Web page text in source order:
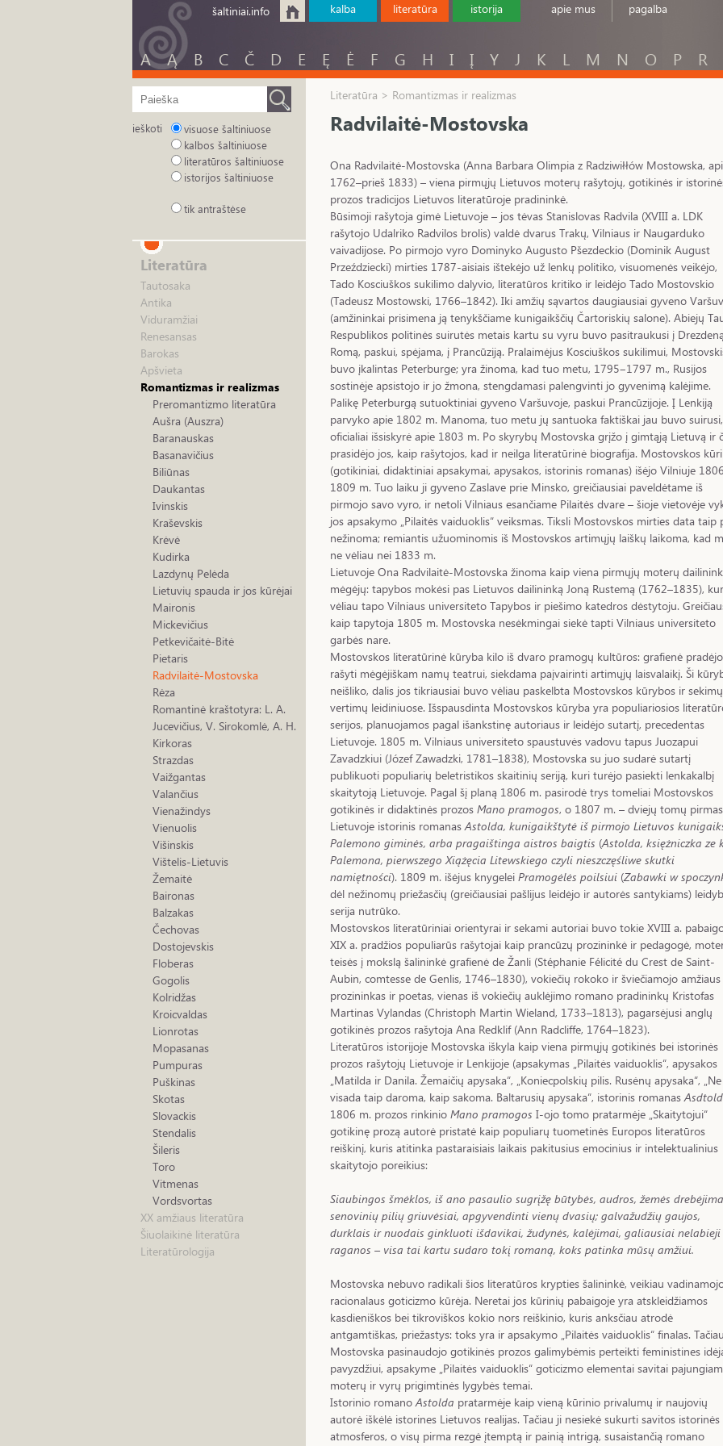
šaltiniai.info kalba literatūra istorija apie mus pagalba
A Ą B C Č D E Ę Ė F G H I Į Y J K L M N O P R
ieškoti
visuose šaltiniuose
kalbos šaltiniuose
literatūros šaltiniuose
istorijos šaltiniuose
tik antraštėse
Literatūra
Tautosaka
Antika
Viduramžiai
Renesansas
Barokas
Apšvieta
Romantizmas ir realizmas
Preromantizmo literatūra
Aušra (Auszra)
Baranauskas
Basanavičius
Biliūnas
Daukantas
Ivinskis
Kraševskis
Krėvė
Kudirka
Lazdynų Pelėda
Lietuvių spauda ir jos kūrėjai
Maironis
Mickevičius
Petkevičaitė-Bitė
Pietaris
Radvilaitė-Mostovska
Rėza
Romantinė kraštotyra: L. A.
Jucevičius, V. Sirokomlė, A. H.
Kirkoras
Strazdas
Vaižgantas
Valančius
Vienažindys
Vienuolis
Višinskis
Vištelis-Lietuvis
Žemaitė
Baironas
Balzakas
Čechovas
Dostojevskis
Floberas
Gogolis
Kolridžas
Kroicvaldas
Lionrotas
Mopasanas
Pumpuras
Puškinas
Skotas
Slovackis
Stendalis
Šileris
Toro
Vitmenas
Vordsvortas
XX amžiaus literatūra
Šiuolaikinė literatūra
Literatūrologija
Literatūra > Romantizmas ir realizmas
Radvilaitė-Mostovska
Ona Radvilaitė-Mostovska (Anna Barbara Olimpia z Radziwiłłów Mostowska,
1762–prieš 1833) – viena pirmųjų Lietuvos moterų rašytojų, gotikinės ir
prozos tradicijos Lietuvos literatūroje pradininkė.
Būsimoji rašytoja gimė Lietuvoje – jos tėvas Stanislovas Radvila (XVIII a. LDK
rašytojo Udalriko Radvilos brolis) valdė dvarus Trakų, Vilniaus ir Naugarduko
vaivadijose. Po pirmojo vyro Dominyko Augusto Pšezdeckio (Dominik August
Przeździecki) mirties 1787-aisiais ištekėjo už lenkų politiko, visuomenės veikėjo,
Tado Kosciuškos sukilimo dalyvio, literatūros kritiko ir leidėjo Tado Mostovskio
(Tadeusz Mostowski, 1766–1842). Iki amžių sąvartos daugiausiai gyveno
(amžininkai prisimena ją tenykščiame kunigaikščių Čartoriskių salone). Abiejų
Respublikos politinės suirutės metais kartu su vyru buvo pasitraukusi į
Romą, paskui, spėjama, į Prancūziją. Pralaimėjus Kosciuškos sukilimui,
buvo įkalintas Peterburge; yra žinoma, kad tuo metu, 1795‒1797 m., Rusijos
sostinėje apsistojo ir jo žmona, stengdamasi palengvinti jo gyvenimą kalėjime.
Palikę Peterburgą sutuoktiniai gyveno Varšuvoje, paskui Prancūzijoje. Į Lenkiją
parvyko apie 1802 m. Manoma, tuo metu jų santuoka faktiškai jau buvo suirusi,
oficialiai išsiskyrė apie 1803 m. Po skyrybų Mostovska grįžo į gimtąją Lietuvą ir
prasidėjo jos, kaip rašytojos, kad ir neilga literatūrinė biografija. Mostovskos
(gotikiniai, didaktiniai apsakymai, apysakos, istorinis romanas) išėjo Vilniuje
1809 m. Tuo laiku ji gyveno Zaslave prie Minsko, greičiausiai paveldėtame iš
pirmojo savo vyro, ir netoli Vilniaus esančiame Pilaitės dvare – šioje vietovėje
jos apsakymo „Pilaitės vaiduoklis“ veiksmas. Tiksli Mostovskos mirties data taip
nežinoma; remiantis užuominomis iš Mostovskos artimųjų laiškų laikoma, kad
ne vėliau nei 1833 m.
Lietuvoje Ona Radvilaitė-Mostovska žinoma kaip viena pirmųjų moterų
mėgėjų: tapybos mokėsi pas Lietuvos dailininką Joną Rustemą (1762–1835),
vėliau tapo Vilniaus universiteto Tapybos ir piešimo katedros dėstytoju.
kaip tapytoja 1805 m. Mostovska nesėkmingai siekė tapti Vilniaus universiteto
garbės nare.
Mostovskos literatūrinė kūryba kilo iš dvaro pramogų kultūros: grafienė pradėjo
rašyti mėgėjiškam namų teatrui, siekdama paįvairinti artimųjų laisvalaikį. Ši
neišliko, dalis jos tikriausiai buvo vėliau paskelbta Mostovskos kūrybos ir
vertimų leidiniuose. Išspausdinta Mostovskos kūryba yra populiariosios
serijos, planuojamos pagal išankstinę autoriaus ir leidėjo sutartį, precedentas
Lietuvoje. 1805 m. Vilniaus universiteto spaustuvės vadovu tapus Juozapui
Zavadzkiui (Józef Zawadzki, 1781–1838), Mostovska su juo sudarė sutartį
publikuoti populiarių beletristikos skaitinių seriją, kuri turėjo pasiekti lenkakalbį
skaitytoją Lietuvoje. Pagal šį planą 1806 m. pasirodė trys tomeliai Mostovskos
gotikinės ir didaktinės prozos Mano pramogos, o 1807 m. – dviejų tomų
Lietuvoje istorinis romanasAstolda, kunigaikštytė iš pirmojo Lietuvos
Palemono giminės, arba pragaištinga aistros baigtis (Astolda, księżniczka ze
Palemona, pierwszego Xiążęcia Litewskiego czyli nieszczęśliwe skutki
namiętności). 1809 m. išėjus knygelei Pramogėlės poilsiui (Zabawki w
dėl nežinomų priežasčių (greičiausiai pašlijus leidėjo ir autorės santykiams)
serija nutrūko.
Mostovskos literatūriniai orientyrai ir sekami autoriai buvo tokie XVIII a.
XIX a. pradžios populiarūs rašytojai kaip prancūzų prozininkė ir pedagogė,
teisės į mokslą šalininkė grafienė de Žanli (Stéphanie Félicité du Crest de Saint-
Aubin, comtesse de Genlis, 1746–1830), vokiečių rokoko ir šviečiamojo amžiaus
prozininkas ir poetas, vienas iš vokiečių auklėjimo romano pradininkų Kristofas
Martinas Vylandas (Christoph Martin Wieland, 1733–1813), pagarsėjusi anglų
gotikinės prozos rašytoja Ana Redklif (Ann Radcliffe, 1764–1823).
Literatūros istorijoje Mostovska iškyla kaip viena pirmųjų gotikinės bei istorinės
prozos rašytojų Lietuvoje ir Lenkijoje (apsakymas „Pilaitės vaiduoklis“, apysakos
„Matilda ir Danila. Žemaičių apysaka“, „Koniecpolskių pilis. Rusėnų apysaka“, „Ne
visada taip daroma, kaip sakoma. Baltarusių apysaka“, istorinis romanas
1806 m. prozos rinkinio Mano pramogos I-ojo tomo pratarmėje „Skaitytojui“
gotikinę prozą autorė pristatė kaip populiarų tuometinės Europos literatūros
reiškinį, kuris atitinka pastaraisiais laikais pakitusius emocinius ir intelektualinius
skaitytojo poreikius:
Siaubingos šmėklos, iš ano pasaulio sugrįžę būtybės, audros, žemės
senovinių pilių griuvėsiai, apgyvendinti vienų dvasių; galvažudžių gaujos,
durklais ir nuodais ginkluoti išdavikai, žudynės, kalėjimai, galiausiai
raganos – visa tai kartu sudaro tokį romaną, koks patinka mūsų amžiui.
Mostovska nebuvo radikali šios literatūros krypties šalininkė, veikiau
racionalaus goticizmo kūrėja. Neretai jos kūrinių pabaigoje yra atskleidžiamos
kasdieniškos bei tikroviškos kokio nors reiškinio, kuris anksčiau atrodė
antgamtiškas, priežastys: toks yra ir apsakymo „Pilaitės vaiduoklis“ finalas. Tačiau
Mostovska pasinaudojo gotikinės prozos galimybėmis perteikti feministines
pavyzdžiui, apsakyme „Pilaitės vaiduoklis“ goticizmo elementai savitai
moterų ir vyrų prigimtinės lygybės temai.
Istorinio romanoAstolda pratarmėje kaip vieną kūrinio privalumų ir naujovių
autorė iškėlė istorines Lietuvos realijas. Tačiau ji nesiekė sukurti savitos istorinės
atmosferos, o visų pirma rezgė įtemptą ir painią intrigą, susaistančią romano